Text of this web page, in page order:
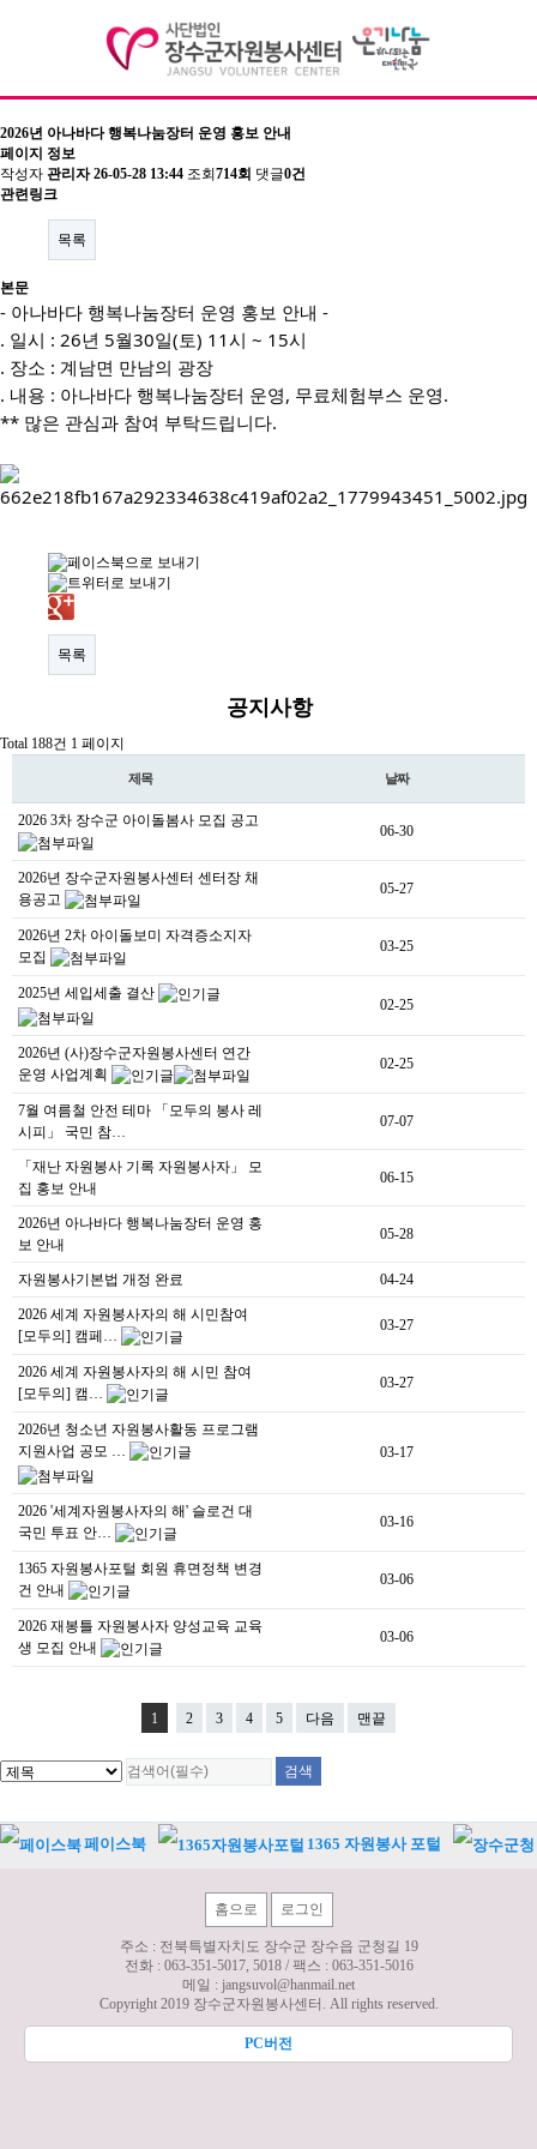
기관소개
자원봉사
정보공개
센터활동
커뮤니티
오시는길 전화문의
2026년 아나바다 행복나눔장터 운영 홍보 안내
페이지 정보
작성자 관리자 26-05-28 13:44 조회 714회 댓글0건
관련링크
목록
본문
- 아나바다 행복나눔장터 운영 홍보 안내 -
. 일시 : 26년 5월30일(토) 11시 ~ 15시
. 장소 : 계남면 만남의 광장
. 내용 : 아나바다 행복나눔장터 운영, 무료체험부스 운영.
** 많은 관심과 참여 부탁드립니다.
목록
공지사항
Total 188건 1 페이지
제목 날짜
2026 3차 장수군 아이돌봄사 모집 공고
06-30
2026년 장수군자원봉사센터 센터장 채
용공고
05-27
2026년 2차 아이돌보미 자격증소지자
모집
03-25
2025년 세입세출 결산
02-25
2026년 (사)장수군자원봉사센터 연간
운영 사업계획
02-25
7월 여름철 안전 테마 「모두의 봉사 레
시피」 국민 참…
07-07
「재난 자원봉사 기록 자원봉사자」 모
집 홍보 안내
06-15
2026년 아나바다 행복나눔장터 운영 홍
보 안내
05-28
자원봉사기본법 개정 완료 04-24
2026 세계 자원봉사자의 해 시민참여
[모두의] 캠페…
03-27
2026 세계 자원봉사자의 해 시민 참여
[모두의] 캠…
03-27
2026년 청소년 자원봉사활동 프로그램
지원사업 공모 …
03-17
2026 '세계자원봉사자의 해' 슬로건 대
국민 투표 안…
03-16
1365 자원봉사포털 회원 휴면정책 변경
건 안내
03-06
2026 재봉틀 자원봉사자 양성교육 교육
생 모집 안내
03-06
1 2 3 4 5 다음 맨끝
페이스북 1365 자원봉사 포털
홈으로 로그인
주소 : 전북특별자치도 장수군 장수읍 군청길 19
전화 : 063-351-5017, 5018/ 팩스 : 063-351-5016
메일 : jangsuvol@hanmail.net
Copyright 2019 장수군자원봉사센터. All rights reserved.
PC버전